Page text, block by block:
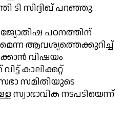
ടി സിദ്ദിഖ് പറഞ്ഞു.
പഠനത്തിന്
ആവശ്യത്തെക്കുറിച്ച്
വിഷയം
കാലിക്കറ്റ്
സമിതിയുടെ
നടപടിയെന്ന്